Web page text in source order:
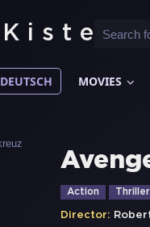
Kiste
DEUTSCH MOVIES
Action Thriller
Director: